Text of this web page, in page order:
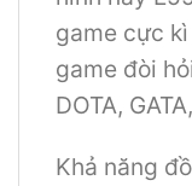
game cực kì
game đòi
DOTA, GATA,
Khả năng